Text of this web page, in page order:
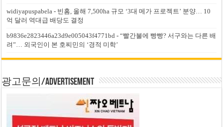
widiyapuspabela - 빈홈, 올해 7,500ha 규모 ‘3대 메가 프로젝트’ 분양… 10
억 달러 역대급 배당도 결정
b9836e2823446a23d9e005043f4771bd -“빨간불에 빵빵? 서구와는 다른 배
려”… 외국인이 본 호찌민의 ‘경적 미학’
광고문의/Advertisement